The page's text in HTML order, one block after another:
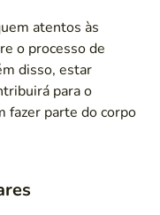
atentos às
o processo de
disso, estar
para o
fazer parte do corpo